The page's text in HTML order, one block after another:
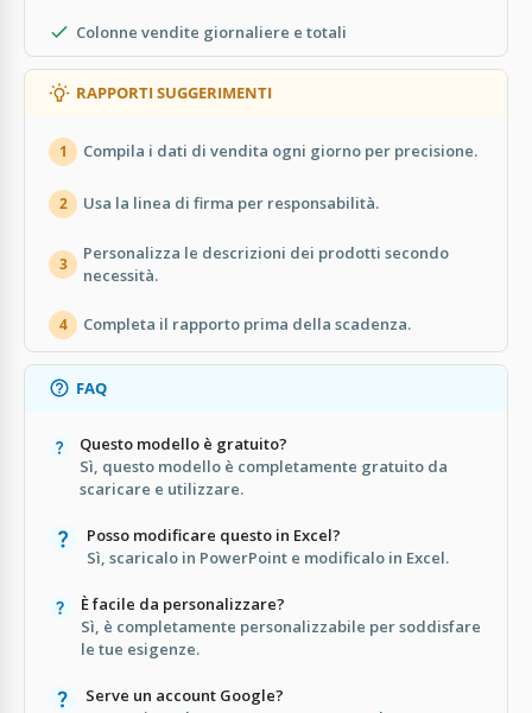
Colonne vendite giornaliere e totali
RAPPORTI SUGGERIMENTI
1 Compila i dati di vendita ogni giorno per precisione.
2 Usa la linea di firma per responsabilità.
3
Personalizza le descrizioni dei prodotti secondo
necessità.
4 Completa il rapporto prima della scadenza.
FAQ
Questo modello è gratuito?
Sì, questo modello è completamente gratuito da
scaricare e utilizzare.
Posso modificare questo in Excel?
Sì, scaricalo in PowerPoint e modificalo in Excel.
È facile da personalizzare?
Sì, è completamente personalizzabile per soddisfare
le tue esigenze.
Serve un account Google?